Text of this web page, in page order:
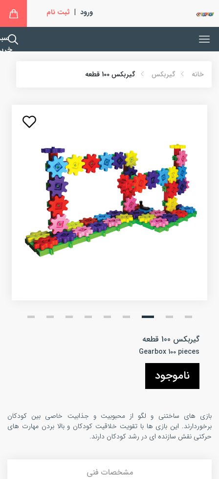
ورود | ثبت نام
خانه گیربکس گیربکس 100 قطعه
گیربکس 100 قطعه
Gearbox 100 pieces
ناموجود
بازی های ساختنی و لگو از محبوبیت و جذابیت خاصی بین کودکان
برخوردارند. این بازی ها با تقویت خلاقیت کودکان و بالا بردن مهارت های
حرکتی نقش سازنده ای در رشد کودکان دارند.
مشخصات فنی